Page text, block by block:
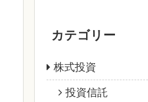
カテゴリー
株式投資
投資信託